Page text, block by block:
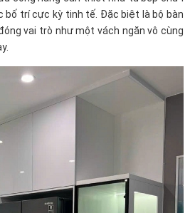
bố trí cực kỳ tinh tế. Đặc biệt là bộ bàn
vai trò như một vách ngăn vô cùng